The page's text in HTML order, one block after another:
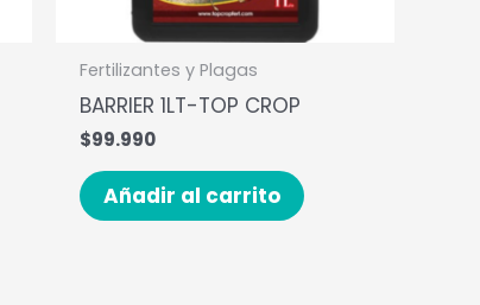
Fertilizantes y Plagas
BARRIER 1LT-TOP CROP
$99.990
Añadir al carrito